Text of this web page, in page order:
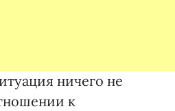
ничего не
к